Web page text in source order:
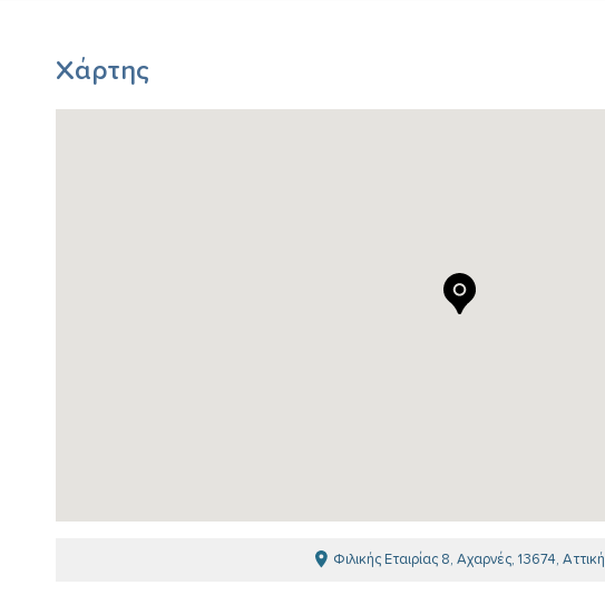
Χάρτης
Φιλικής Εταιρίας 8, Αχαρνές, 13674, Αττική